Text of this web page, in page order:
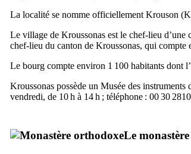
La localité se nomme officiellement Krouson (
Le village de Kroussonas est le chef-lieu
chef-lieu du canton de Kroussonas, qui compte
Le bourg compte environ 1 100 habitants dont
Kroussonas possède un Musée des instruments
vendredi, de 10 h à 14 h ; téléphone : 00 30
Le